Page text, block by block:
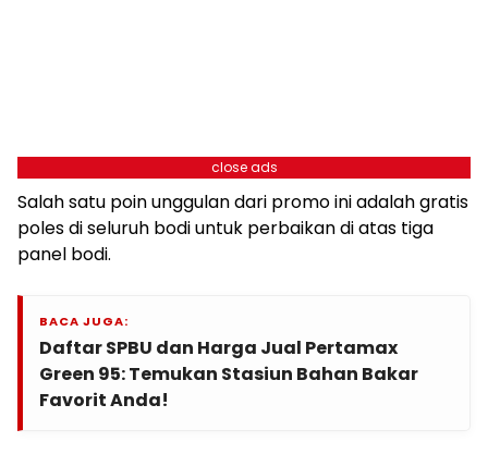
close ads
Salah satu poin unggulan dari promo ini adalah gratis
poles di seluruh bodi untuk perbaikan di atas tiga
panel bodi.
BACA JUGA:
Daftar SPBU dan Harga Jual Pertamax
Green 95: Temukan Stasiun Bahan Bakar
Favorit Anda!